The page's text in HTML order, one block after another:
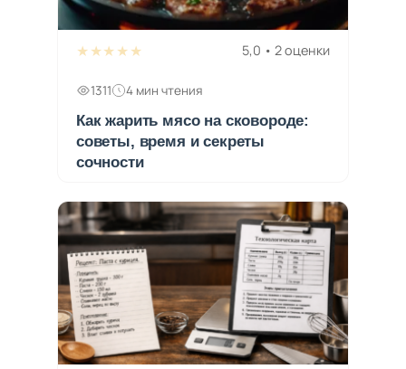
★★★★★ 5,0 • 2 оценки
1311 4 мин чтения
Как жарить мясо на сковороде:
советы, время и секреты
сочности